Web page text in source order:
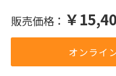
販売価格： ￥
オンライ